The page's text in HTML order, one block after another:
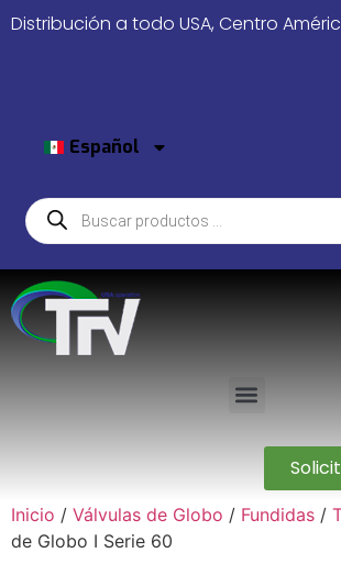
Distribución a todo USA, Centro
Español
Inicio / Válvulas de Globo / Fundidas /
de Globo I Serie 60